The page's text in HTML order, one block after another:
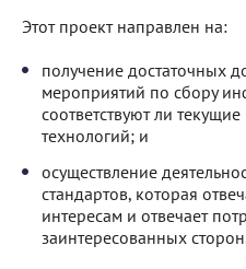
Этот проект направлен на:
получение достаточных
мероприятий по сбору
соответствуют ли
технологий; и
осуществление
стандартов, которая
интересам и отвечает
заинтересованных